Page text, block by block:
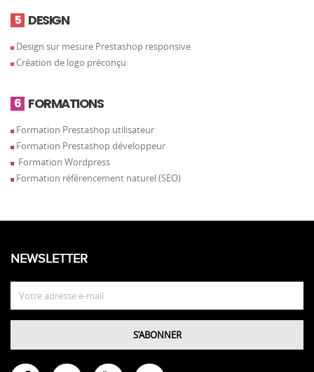
5 DESIGN
Design sur mesure Prestashop responsive
Création de logo préconçu
6 FORMATIONS
Formation Prestashop utilisateur
Formation Prestashop développeur
Formation Wordpress
Formation référencement naturel (SEO)
NEWSLETTER